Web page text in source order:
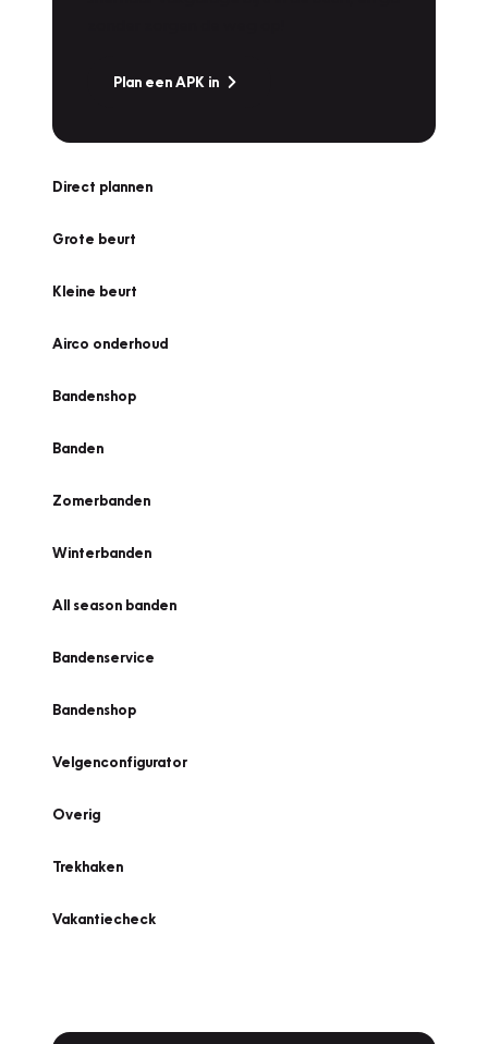
Plan een APK in
Direct plannen
Grote beurt
Kleine beurt
Airco onderhoud
Bandenshop
Banden
Zomerbanden
Winterbanden
All season banden
Bandenservice
Bandenshop
Velgenconfigurator
Overig
Trekhaken
Vakantiecheck